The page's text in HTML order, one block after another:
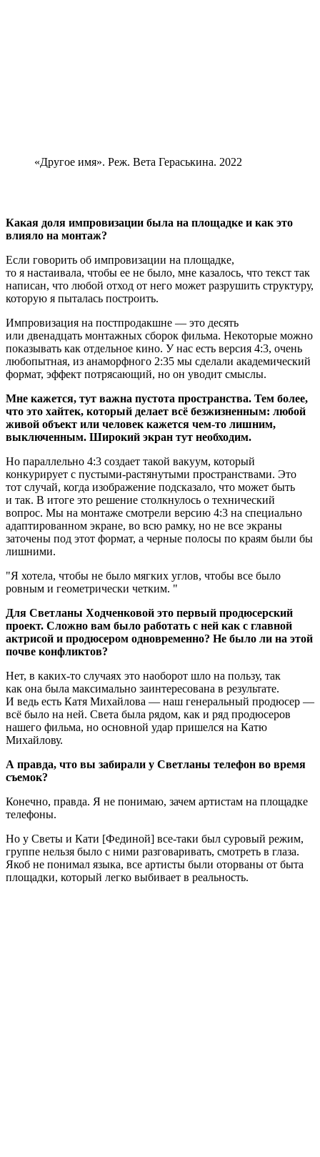
«Другое имя». Реж. Вета Гераськина. 2022
Какая доля импровизации была на площадке и как это
влияло на монтаж?
Если говорить об импровизации на площадке,
то я настаивала, чтобы ее не было, мне казалось, что текст так
написан, что любой отход от него может разрушить структуру,
которую я пыталась построить.
Импровизация на постпродакшне — это десять
или двенадцать монтажных сборок фильма. Некоторые можно
показывать как отдельное кино. У нас есть версия 4:3, очень
любопытная, из анаморфного 2:35 мы сделали академический
формат, эффект потрясающий, но он уводит смыслы.
Мне кажется, тут важна пустота пространства. Тем более,
что это хайтек, который делает всё безжизненным: любой
живой объект или человек кажется чем-то лишним,
выключенным. Широкий экран тут необходим.
Но параллельно 4:3 создает такой вакуум, который
конкурирует с пустыми-растянутыми пространствами. Это
тот случай, когда изображение подсказало, что может быть
и так. В итоге это решение столкнулось о технический
вопрос. Мы на монтаже смотрели версию 4:3 на специально
адаптированном экране, во всю рамку, но не все экраны
заточены под этот формат, а черные полосы по краям были бы
лишними.
Я хотела, чтобы не было мягких углов, чтобы все было
ровным и геометрически четким.
Для Светланы Ходченковой это первый продюсерский
проект. Сложно вам было работать с ней как с главной
актрисой и продюсером одновременно? Не было ли на этой
почве конфликтов?
Нет, в каких-то случаях это наоборот шло на пользу, так
как она была максимально заинтересована в результате.
И ведь есть Катя Михайлова — наш генеральный продюсер —
всё было на ней. Света была рядом, как и ряд продюсеров
нашего фильма, но основной удар пришелся на Катю
Михайлову.
А правда, что вы забирали у Светланы телефон во время
съемок?
Конечно, правда. Я не понимаю, зачем артистам на площадке
телефоны.
Но у Светы и Кати [Фединой] все-таки был суровый режим,
группе нельзя было с ними разговаривать, смотреть в глаза.
Якоб не понимал языка, все артисты были оторваны от быта
площадки, который легко выбивает в реальность.